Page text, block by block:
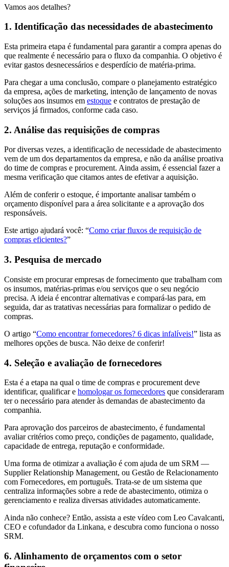
Vamos aos detalhes?
1. Identificação das necessidades de abastecimento
Esta primeira etapa é fundamental para garantir a compra apenas do
que realmente é necessário para o fluxo da companhia. O objetivo é
evitar gastos desnecessários e desperdício de matéria-prima.
Para chegar a uma conclusão, compare o planejamento estratégico
da empresa, ações de marketing, intenção de lançamento de novas
soluções aos insumos em estoque e contratos de prestação de
serviços já firmados, conforme cada caso.
2. Análise das requisições de compras
Por diversas vezes, a identificação de necessidade de abastecimento
vem de um dos departamentos da empresa, e não da análise proativa
do time de compras e procurement. Ainda assim, é essencial fazer a
mesma verificação que citamos antes de efetivar a aquisição.
Além de conferir o estoque, é importante analisar também o
orçamento disponível para a área solicitante e a aprovação dos
responsáveis.
Este artigo ajudará você: “Como criar fluxos de requisição de
compras eficientes?”
3. Pesquisa de mercado
Consiste em procurar empresas de fornecimento que trabalham com
os insumos, matérias-primas e/ou serviços que o seu negócio
precisa. A ideia é encontrar alternativas e compará-las para, em
seguida, dar as tratativas necessárias para formalizar o pedido de
compras.
O artigo “Como encontrar fornecedores? 6 dicas infalíveis!” lista as
melhores opções de busca. Não deixe de conferir!
4. Seleção e avaliação de fornecedores
Esta é a etapa na qual o time de compras e procurement deve
identificar, qualificar e homologar os fornecedores que consideraram
ter o necessário para atender às demandas de abastecimento da
companhia.
Para aprovação dos parceiros de abastecimento, é fundamental
avaliar critérios como preço, condições de pagamento, qualidade,
capacidade de entrega, reputação e conformidade.
Uma forma de otimizar a avaliação é com ajuda de um SRM —
Supplier Relationship Management, ou Gestão de Relacionamento
com Fornecedores, em português. Trata-se de um sistema que
centraliza informações sobre a rede de abastecimento, otimiza o
gerenciamento e realiza diversas atividades automaticamente.
Ainda não conhece? Então, assista a este vídeo com Leo Cavalcanti,
CEO e cofundador da Linkana, e descubra como funciona o nosso
SRM.
6. Alinhamento de orçamentos com o setor